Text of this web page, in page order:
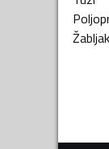
Žabljak